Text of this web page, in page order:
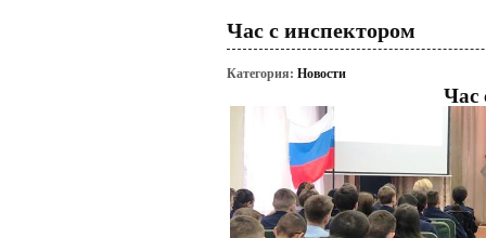
Час с инспектором
Категория: Новости
Час